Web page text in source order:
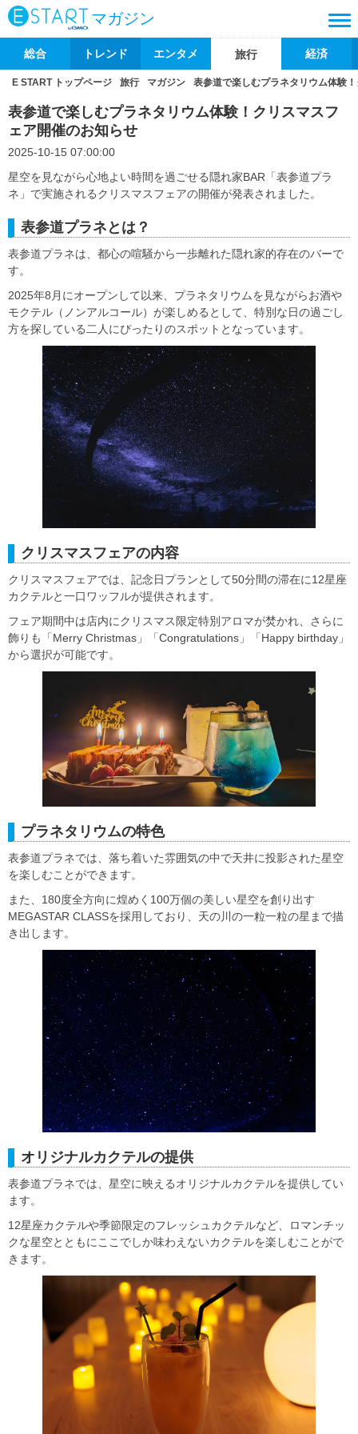
マガジン
総合 トレンド エンタメ 旅行 経済
E START トップページ 旅行 マガジン 表参道で楽しむプラネタリウム体験
表参道で楽しむプラネタリウム体験！クリスマスフ
ェア開催のお知らせ
2025-10-15 07:00:00
星空を見ながら心地よい時間を過ごせる隠れ家BAR「表参道プラ
ネ」で実施されるクリスマスフェアの開催が発表されました。
表参道プラネとは？
表参道プラネは、都心の喧騒から一歩離れた隠れ家的存在のバーで
す。
2025年8月にオープンして以来、プラネタリウムを見ながらお酒や
モクテル（ノンアルコール）が楽しめるとして、特別な日の過ごし
方を探している二人にぴったりのスポットとなっています。
クリスマスフェアの内容
クリスマスフェアでは、記念日プランとして50分間の滞在に12星座
カクテルと一口ワッフルが提供されます。
フェア期間中は店内にクリスマス限定特別アロマが焚かれ、さらに
飾りも「Merry Christmas」「Congratulations」「Happy birthday」
から選択が可能です。
プラネタリウムの特色
表参道プラネでは、落ち着いた雰囲気の中で天井に投影された星空
を楽しむことができます。
また、180度全方向に煌めく100万個の美しい星空を創り出す
MEGASTAR CLASSを採用しており、天の川の一粒一粒の星まで描
き出します。
オリジナルカクテルの提供
表参道プラネでは、星空に映えるオリジナルカクテルを提供してい
ます。
12星座カクテルや季節限定のフレッシュカクテルなど、ロマンチッ
クな星空とともにここでしか味わえないカクテルを楽しむことがで
きます。